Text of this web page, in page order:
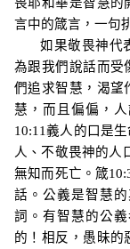
言中的箴言，一句
如果敬畏神代
為跟我們說話而受
們追求智慧，渴望
慧，而且偏偏，
10:11義人的口是生
人、不敬畏神的人
無知而死亡。箴
話。公義是智慧
詞。有智慧的公
的！相反，愚昧的